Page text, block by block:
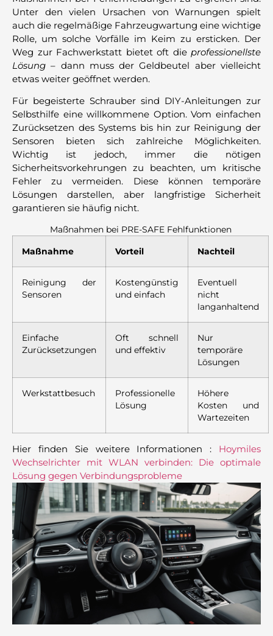
Unter den vielen Ursachen von Warnungen spielt
auch die regelmäßige Fahrzeugwartung eine wichtige
Rolle, um solche Vorfälle im Keim zu ersticken. Der
Weg zur Fachwerkstatt bietet oft die professionellste
Lösung – dann muss der Geldbeutel aber vielleicht
etwas weiter geöffnet werden.
Für begeisterte Schrauber sind DIY-Anleitungen zur
Selbsthilfe eine willkommene Option. Vom einfachen
Zurücksetzen des Systems bis hin zur Reinigung der
Sensoren bieten sich zahlreiche Möglichkeiten.
Wichtig ist jedoch, immer die nötigen
Sicherheitsvorkehrungen zu beachten, um kritische
Fehler zu vermeiden. Diese können temporäre
Lösungen darstellen, aber langfristige Sicherheit
garantieren sie häufig nicht.
Maßnahmen bei PRE-SAFE Fehlfunktionen
Maßnahme Vorteil Nachteil
Reinigung der
Sensoren
Kostengünstig
und einfach
Eventuell
nicht
langanhaltend
Einfache
Zurücksetzungen
Oft schnell
und effektiv
Nur
temporäre
Lösungen
Werkstattbesuch
Professionelle
Lösung
Höhere
Kosten und
Wartezeiten
Hier finden Sie weitere Informationen : Hoymiles
Wechselrichter mit WLAN verbinden: Die optimale
Lösung gegen Verbindungsprobleme